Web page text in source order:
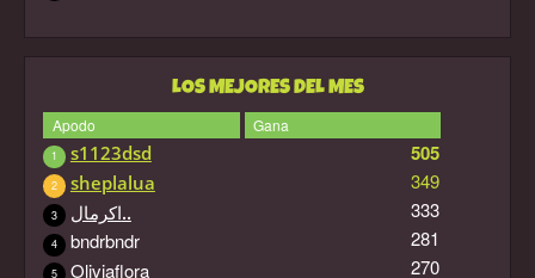
LOS MEJORES DEL MES
Apodo
Gana
1 s1123dsd
2 sheplalua
3 اكرمال..
4 bndrbndr
5 Oliviaflora
505
349
333
281
270